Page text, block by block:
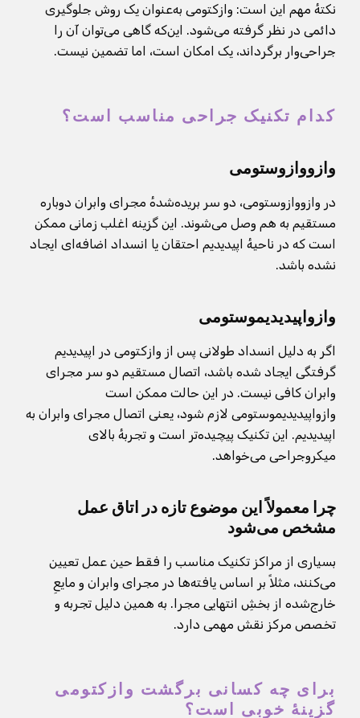
نکتهٔ مهم این است: وازکتومی به‌عنوان یک روش جلوگیری
دائمی در نظر گرفته می‌شود. این‌که گاهی می‌توان آن را
جراحی‌وار برگرداند، یک امکان است، اما تضمین نیست.
کدام تکنیک جراحی مناسب است؟
وازووازوستومی
در وازووازوستومی، دو سر بریده‌شدهٔ مجرای وابران دوباره
مستقیم به هم وصل می‌شوند. این گزینه اغلب زمانی ممکن
است که در ناحیهٔ اپیدیدیم احتقان یا انسداد اضافه‌ای ایجاد
نشده باشد.
وازواپیدیدیموستومی
اگر به دلیل انسداد طولانی پس از وازکتومی در اپیدیدیم
گرفتگی ایجاد شده باشد، اتصال مستقیم دو سر مجرای
وابران کافی نیست. در این حالت ممکن است
وازواپیدیدیموستومی لازم شود، یعنی اتصال مجرای وابران به
اپیدیدیم. این تکنیک پیچیده‌تر است و تجربهٔ بالای
میکروجراحی می‌خواهد.
چرا معمولاً این موضوع تازه در اتاق عمل
مشخص می‌شود
بسیاری از مراکز تکنیک مناسب را فقط حین عمل تعیین
می‌کنند، مثلاً بر اساس یافته‌ها در مجرای وابران و مایعِ
خارج‌شده از بخشِ انتهایی مجرا. به همین دلیل تجربه و
تخصص مرکز نقش مهمی دارد.
برای چه کسانی برگشت وازکتومی
گزینهٔ خوبی است؟